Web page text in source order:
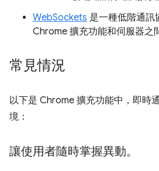
WebSockets 是一種低階通訊
Chrome 擴充功能和伺服器之
常見情況
以下是 Chrome 擴充功能中，即時
境：
讓使用者隨時掌握異動。